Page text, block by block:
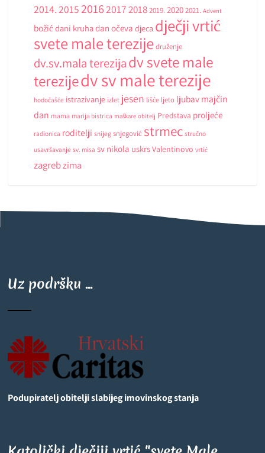
2014.2015201620172018 2019. 2020 2021. Advent
božić dani kruhadan očeva djeca dječji vrtić
svete male terezije druženje
dv.sv.mala terezijadv svete male
terezijedv sv male terezije
hodočašće istrazivanje izlet jesen lišće ljeto ljubav majčin
dan mama marija bistrica maškare obitelj Predstava proljeće
radionica roditelji snijeg snjegović strmec stručno
usavršavanje sv. misa sv nikola uskrsValentinovo vrtić
zagrebzima
Uz podršku ...
Podupiratelj obitelji slabijeg imovinskog stanja